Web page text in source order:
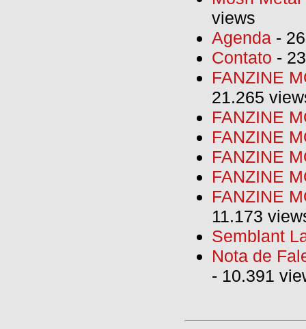
views
Agenda -
Contato -
FANZINE
21.265
FANZINE
FANZINE
FANZINE
FANZINE
FANZINE
11.173
Semblant
Nota de
- 10.391